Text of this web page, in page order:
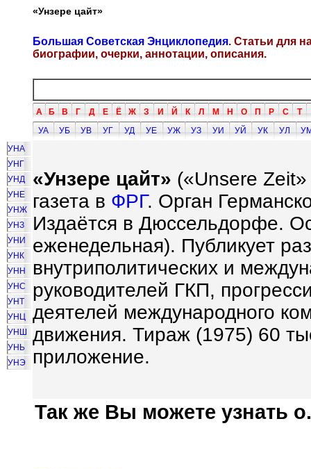
«Унзере цайт»
Большая Советская Энциклопедия. Статьи для
биографии, очерки, аннотации, описания.
А Б В Г Д Е Ё Ж З И Й К Л М Н О П Р С Т
УА
УБ УВ УГ УД УЕ УЖ УЗ УИ УЙ УК УЛ
УНА
УНГ
УНД
УНЕ
УНЖ
УНЗ
УНИ
УНК
УНН
УНС
УНТ
УНЦ
УНШ
УНЬ
УНЭ
«Унзере цайт» («Unsere
газета в ФРГ. Орган
Издаётся в Дюссельдорфе.
еженедельная). Публикует
внутриполитических и
руководителей ГКП,
деятелей международного
движения. Тираж (1975) 60
приложение.
Так же Вы можете узнать